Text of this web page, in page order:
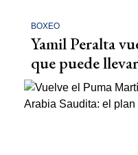
BOXEO
Yamil Peralta
que puede